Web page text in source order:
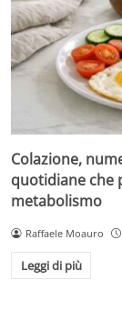
Colazione,
quotidiane che
metabolismo
Raffaele Moauro
Leggi di più